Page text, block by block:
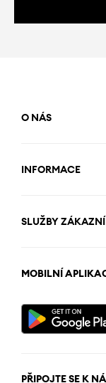
O NÁS
INFORMACE
SLUŽBY
MOBILNÍ
PŘIPOJTE SE K